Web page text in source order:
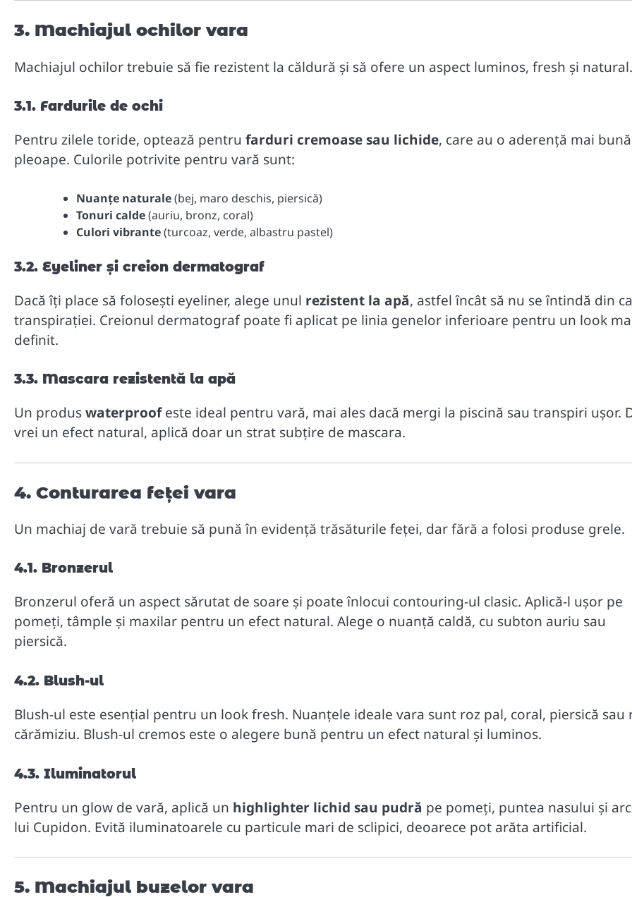
3. Machiajul ochilor vara
Machiajul ochilor trebuie să fie rezistent la căldură și să ofere un aspect luminos, fresh și natural.
3.1. Fardurile de ochi
Pentru zilele toride, optează pentru farduri cremoase sau lichide, care au o aderență mai
pleoape. Culorile potrivite pentru vară sunt:
Nuanțe naturale(bej, maro deschis, piersică)
Tonuri calde(auriu, bronz, coral)
Culori vibrante(turcoaz, verde, albastru pastel)
3.2. Eyeliner și creion dermatograf
Dacă îți place să folosești eyeliner, alege unul rezistent la apă, astfel încât să nu se întindă din
transpirației. Creionul dermatograf poate fi aplicat pe linia genelor inferioare pentru un look
definit.
3.3. Mascara rezistentă la apă
Un produswaterproofeste ideal pentru vară, mai ales dacă mergi la piscină sau transpiri ușor.
vrei un efect natural, aplică doar un strat subțire de mascara.
4. Conturarea feței vara
Un machiaj de vară trebuie să pună în evidență trăsăturile feței, dar fără a folosi produse grele.
4.1. Bronzerul
Bronzerul oferă un aspect sărutat de soare și poate înlocui contouring-ul clasic. Aplică-l ușor pe
pomeți, tâmple și maxilar pentru un efect natural. Alege o nuanță caldă, cu subton auriu sau
piersică.
4.2. Blush-ul
Blush-ul este esențial pentru un look fresh. Nuanțele ideale vara sunt roz pal, coral, piersică sau
cărămiziu. Blush-ul cremos este o alegere bună pentru un efect natural și luminos.
4.3. Iluminatorul
Pentru un glow de vară, aplică un highlighter lichid sau pudră pe pomeți, puntea nasului și
lui Cupidon. Evită iluminatoarele cu particule mari de sclipici, deoarece pot arăta artificial.
5. Machiajul buzelor vara